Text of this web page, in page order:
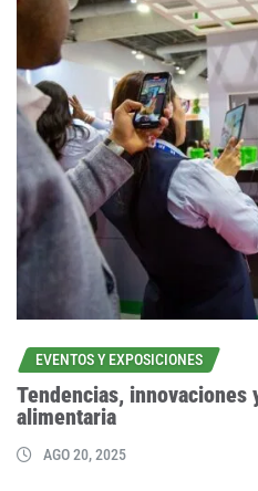
EVENTOS Y EXPOSICIONES
Tendencias,
alimentaria
AGO 20, 2025